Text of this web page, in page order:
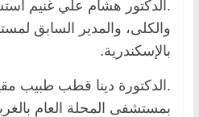
.الدكتور هشام علي غنيم
والكلى، والمدير السابق
بالإسكندرية.
.الدكتورة دينا قطب طبيب
بمستشفى المحلة العام